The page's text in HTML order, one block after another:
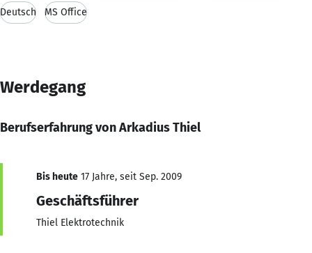
Deutsch MS Office
Werdegang
Berufserfahrung von Arkadius Thiel
Bis heute 17 Jahre, seit Sep. 2009
Geschäftsführer
Thiel Elektrotechnik